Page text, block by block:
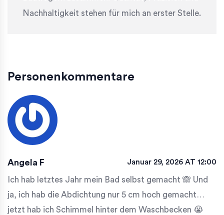
Nachhaltigkeit stehen für mich an erster Stelle.
Personenkommentare
Angela F Januar 29, 2026 AT 12:00
Ich hab letztes Jahr mein Bad selbst gemacht 🙈 Und
ja, ich hab die Abdichtung nur 5 cm hoch gemacht…
jetzt hab ich Schimmel hinter dem Waschbecken 😭